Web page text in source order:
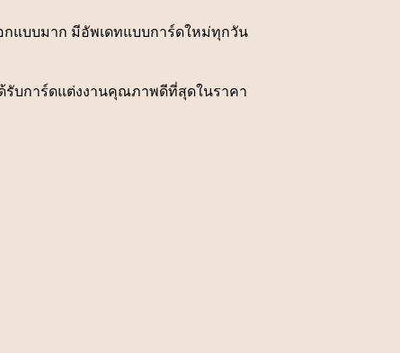
กแบบมาก มีอัพเดทแบบการ์ดใหม่ทุกวัน
รับการ์ดแต่งงานคุณภาพดีที่สุดในราคา